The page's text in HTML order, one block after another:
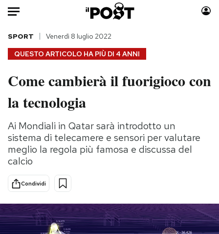
HOME
Italia
Politica
Tecnologia
Internet
Scienza
Cultura
Economia
Moda
Storie/Idee
Ok Boomer!
Media
QUESTO ARTICOLO HA PIÙ DI 4 ANNI
SPORT Venerdì 8 luglio 2022
Come cambierà il fuorigioco con
la tecnologia
Ai Mondiali in Qatar sarà introdotto un
sistema di telecamere e sensori per valutare
meglio la regola più famosa e discussa del
calcio
Condividi